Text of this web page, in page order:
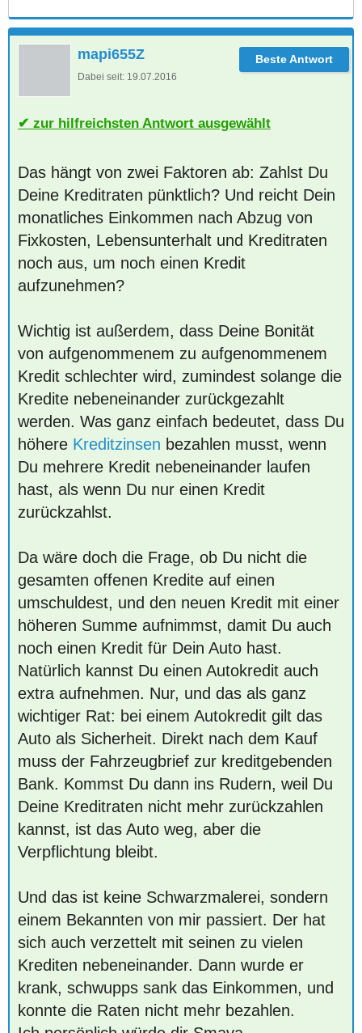
mapi655Z
Dabei seit: 19.07.2016
zur hilfreichsten Antwort ausgewählt
Das hängt von zwei Faktoren ab: Zahlst Du
Deine Kreditraten pünktlich? Und reicht Dein
monatliches Einkommen nach Abzug von
Fixkosten, Lebensunterhalt und Kreditraten
noch aus, um noch einen Kredit
aufzunehmen?
Wichtig ist außerdem, dass Deine Bonität
von aufgenommenem zu aufgenommenem
Kredit schlechter wird, zumindest solange die
Kredite nebeneinander zurückgezahlt
werden. Was ganz einfach bedeutet, dass Du
höhere Kreditzinsen bezahlen musst, wenn
Du mehrere Kredit nebeneinander laufen
hast, als wenn Du nur einen Kredit
zurückzahlst.
Da wäre doch die Frage, ob Du nicht die
gesamten offenen Kredite auf einen
umschuldest, und den neuen Kredit mit einer
höheren Summe aufnimmst, damit Du auch
noch einen Kredit für Dein Auto hast.
Natürlich kannst Du einen Autokredit auch
extra aufnehmen. Nur, und das als ganz
wichtiger Rat: bei einem Autokredit gilt das
Auto als Sicherheit. Direkt nach dem Kauf
muss der Fahrzeugbrief zur kreditgebenden
Bank. Kommst Du dann ins Rudern, weil Du
Deine Kreditraten nicht mehr zurückzahlen
kannst, ist das Auto weg, aber die
Verpflichtung bleibt.
Und das ist keine Schwarzmalerei, sondern
einem Bekannten von mir passiert. Der hat
sich auch verzettelt mit seinen zu vielen
Krediten nebeneinander. Dann wurde er
krank, schwupps sank das Einkommen, und
konnte die Raten nicht mehr bezahlen.